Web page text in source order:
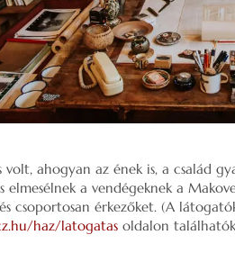
ahogyan az ének is, a család
elmesélnek a vendégeknek a
csoportosan érkezőket. (A
haz/latogatas oldalon